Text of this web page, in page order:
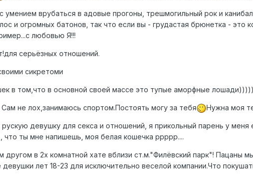
врубаться в адовые прогоны, трешмогильный рок и
и огромных батонов, так что если вы - грудастая брюнетка - это
любовью Я!!!
серьёзных отношений.
сикретоми
в том,что в основной своей массе это тупые аморфные
не лох,занимаюсь спортом.Постоять могу за тебя Нужна моя
девушку для секса и отношений, я прикольный парень у
ты мне напишешь, моя белая кошечка ррррр....
другом в 2х комнатной хате вблизи ст.м."Филёвский парк"! Пацаны
лет 18-23 для исключительно веселой компании.Что